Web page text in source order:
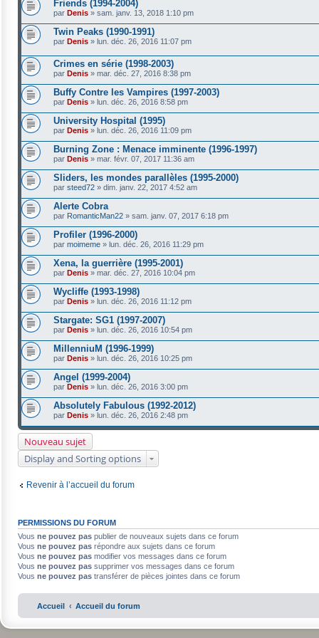
Friends (1994-2004)
par Denis » sam. janv. 13, 2018 1:10 pm
Twin Peaks (1990-1991)
par Denis » lun. déc. 26, 2016 11:07 pm
Crimes en série (1998-2003)
par Denis » mar. déc. 27, 2016 8:38 pm
Buffy Contre les Vampires (1997-2003)
par Denis » lun. déc. 26, 2016 8:58 pm
University Hospital (1995)
par Denis » lun. déc. 26, 2016 11:09 pm
Burning Zone : Menace imminente (1996-1997)
par Denis » mar. févr. 07, 2017 11:36 am
Sliders, les mondes parallèles (1995-2000)
par steed72 » dim. janv. 22, 2017 4:52 am
Alerte Cobra
par RomanticMan22 » sam. janv. 07, 2017 6:18 pm
Profiler (1996-2000)
par moimeme » lun. déc. 26, 2016 11:29 pm
Xena, la guerrière (1995-2001)
par Denis » mar. déc. 27, 2016 10:04 pm
Wycliffe (1993-1998)
par Denis » lun. déc. 26, 2016 11:12 pm
Stargate: SG1 (1997-2007)
par Denis » lun. déc. 26, 2016 10:54 pm
MillenniuM (1996-1999)
par Denis » lun. déc. 26, 2016 10:25 pm
Angel (1999-2004)
par Denis » lun. déc. 26, 2016 3:00 pm
Absolutely Fabulous (1992-2012)
par Denis » lun. déc. 26, 2016 2:48 pm
Nouveau sujet
Display and Sorting options
Revenir à l’accueil du forum
PERMISSIONS DU FORUM
Vous ne pouvez pas publier de nouveaux sujets dans ce forum
Vous ne pouvez pas répondre aux sujets dans ce forum
Vous ne pouvez pas modifier vos messages dans ce forum
Vous ne pouvez pas supprimer vos messages dans ce forum
Vous ne pouvez pas transférer de pièces jointes dans ce forum
Accueil Accueil du forum